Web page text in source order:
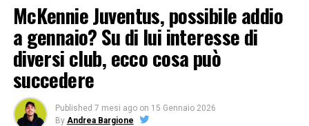
McKennie Juventus, possibile addio
a gennaio? Su di lui interesse di
diversi club, ecco cosa può
succedere
Published 7 mesi ago on 15 Gennaio 2026
By Andrea Bargione